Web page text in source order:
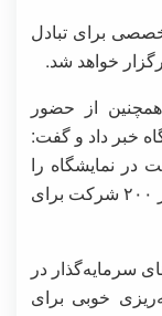
برای تبادل
خواهد شد.
از حضور
خبر داد و گفت:
در نمایشگاه را
شاهد خواهیم بود، ضمن آنکه تاکنون بیش از ۲۰۰ شرکت برای
سرمایه‌گذار در
خوبی برای